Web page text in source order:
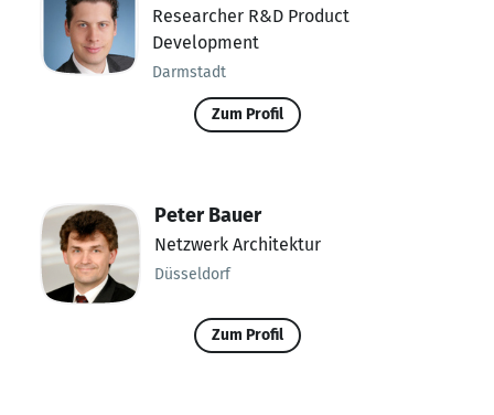
Researcher R&D Product
Development
Darmstadt
Zum Profil
Peter Bauer
Netzwerk Architektur
Düsseldorf
Zum Profil